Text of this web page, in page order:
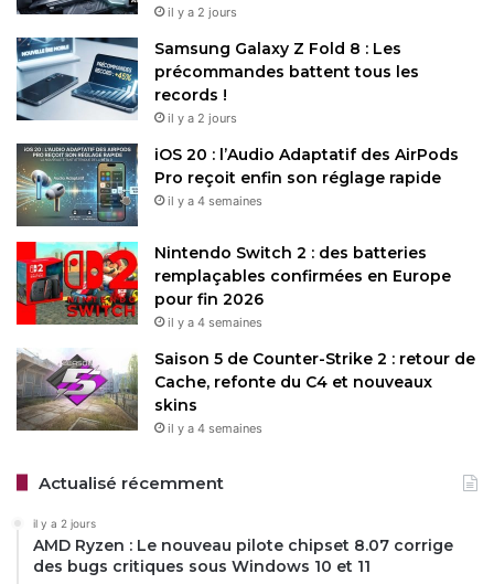
il y a 2 jours
Samsung Galaxy Z Fold 8 : Les
précommandes battent tous les
records !
il y a 2 jours
iOS 20 : l’Audio Adaptatif des AirPods
Pro reçoit enfin son réglage rapide
il y a 4 semaines
Nintendo Switch 2 : des batteries
remplaçables confirmées en Europe
pour fin 2026
il y a 4 semaines
Saison 5 de Counter-Strike 2 : retour de
Cache, refonte du C4 et nouveaux
skins
il y a 4 semaines
Actualisé récemment
il y a 2 jours
AMD Ryzen : Le nouveau pilote chipset 8.07 corrige
des bugs critiques sous Windows 10 et 11